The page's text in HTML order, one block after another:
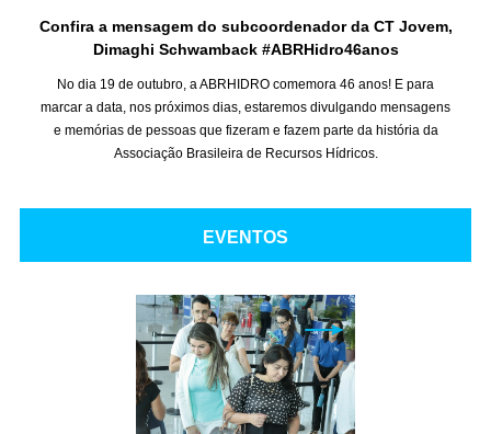
Confira a mensagem do subcoordenador da CT Jovem,
Dimaghi Schwamback #ABRHidro46anos
No dia 19 de outubro, a ABRHIDRO comemora 46 anos! E para
marcar a data, nos próximos dias, estaremos divulgando mensagens
e memórias de pessoas que fizeram e fazem parte da história da
Associação Brasileira de Recursos Hídricos.
EVENTOS